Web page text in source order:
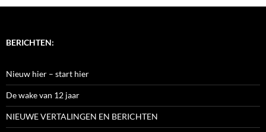
BERICHTEN:
Nieuw hier – start hier
De wake van 12 jaar
NIEUWE VERTALINGEN EN BERICHTEN